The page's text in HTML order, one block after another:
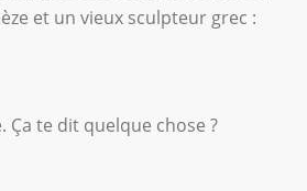
et un vieux sculpteur grec :
Ça te dit quelque chose ?